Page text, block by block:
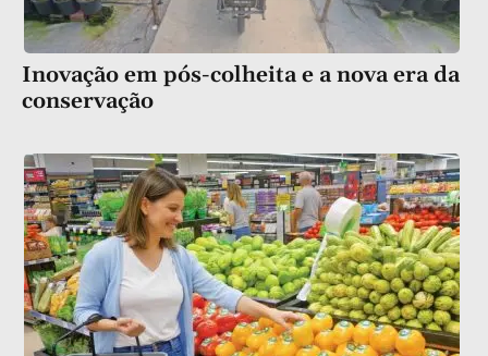
Inovação em pós-colheita e a nova era da
conservação